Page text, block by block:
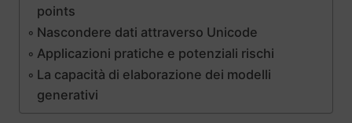
points
Nascondere dati attraverso Unicode
Applicazioni pratiche e potenziali rischi
La capacità di elaborazione dei modelli
generativi